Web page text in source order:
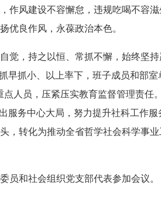
风建设不容懈怠，违规吃喝不容滋
优良作风，永葆政治本色。
觉，持之以恒、常抓不懈，始终坚
早抓小、以上率下，班子成员和部
人员，压紧压实教育监督管理责任
服务中心大局，努力提升社科工作
，转化为推动全省哲学社会科学事
员和社会组织党支部代表参加会议。